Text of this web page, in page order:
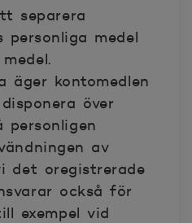
separera
personliga medel
äger kontomedlen
över
personligen
av
det oregistrerade
också för
exempel vid